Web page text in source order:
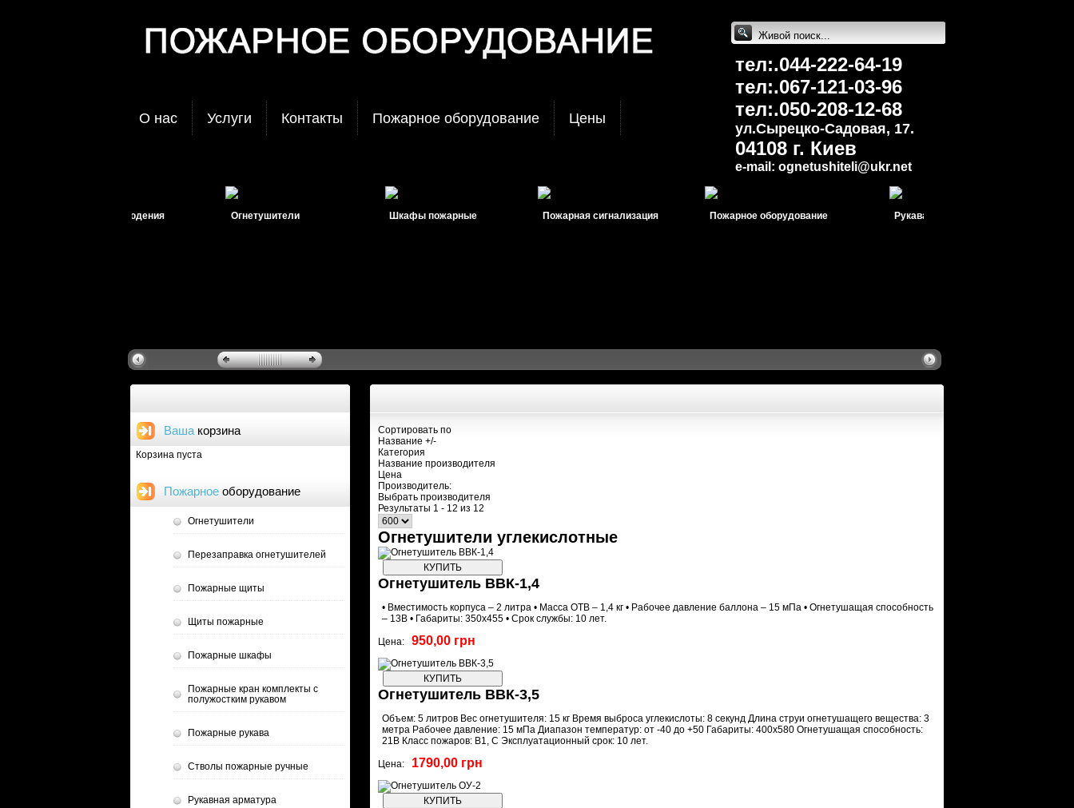
тел:.044-222-64-19
тел:.067-121-03-96
тел:.050-208-12-68
ул.Сырецко-Cадовая, 17.
04108 г. Киев
e-mail: ognetushiteli@ukr.net
О нас Услуги Контакты Пожарное оборудование Цены
Системы видеонаблюдения Огнетушители Шкафы пожарные Пожарная сигнализация Пожарное оборудование Рукава пожарные
Сортировать по
Название +/-
Категория
Название производителя
Цена
Производитель:
Выбрать производителя
Результаты 1 - 12 из 12
Огнетушители углекислотные
Огнетушитель ВВК-1,4
• Вместимость корпуса – 2 литра • Масса ОТВ – 1,4 кг • Рабочее давление баллона – 15 мПа • Огнетушащая способность
– 13В • Габариты: 350х455 • Срок службы: 10 лет.
Цена: 950,00 грн
Огнетушитель ВВК-3,5
Объем: 5 литров Вес огнетушителя: 15 кг Время выброса углекислоты: 8 секунд Длина струи огнетушащего вещества: 3
метра Рабочее давление: 15 мПа Диапазон температур: от -40 до +50 Габариты: 400х580 Огнетушащая способность:
21В Класс пожаров: В1, С Эксплуатационный срок: 10 лет.
Цена: 1790,00 грн
Ваша корзина
Корзина пуста
Пожарное оборудование
Огнетушители
Перезаправка огнетушителей
Пожарные щиты
Щиты пожарные
Пожарные шкафы
Пожарные кран комплекты с
полужостким рукавом
Пожарные рукава
Стволы пожарные ручные
Рукавная арматура